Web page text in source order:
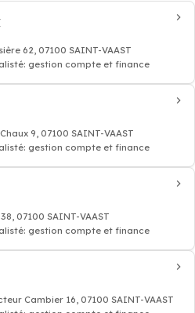
62, 07100 SAINT-VAAST
gestion compte et finance
9, 07100 SAINT-VAAST
gestion compte et finance
07100 SAINT-VAAST
gestion compte et finance
Cambier 16, 07100 SAINT-VAAST